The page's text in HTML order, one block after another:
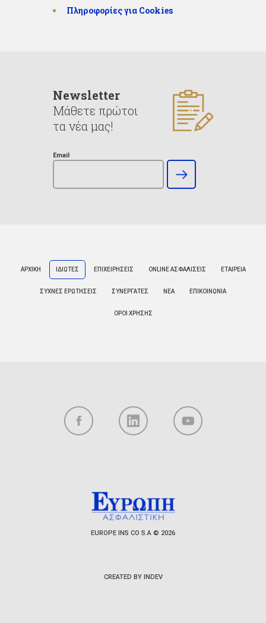
Πληροφορίες για Cookies
Newsletter
Μάθετε πρώτοι
τα νέα μας!
Email
ΑΡΧΙΚΗ ΙΔΙΩΤΕΣ ΕΠΙΧΕΙΡΗΣΕΙΣ ONLINE ΑΣΦΑΛΙΣΕΙΣ ΕΤΑΙΡΕΙΑ
ΣΥΧΝΕΣ ΕΡΩΤΗΣΕΙΣ ΣΥΝΕΡΓΑΤΕΣ ΝΕΑ ΕΠΙΚΟΙΝΩΝΙΑ
ΟΡΟΙ ΧΡΗΣΗΣ
EUROPE INS CO S.A © 2026
CREATED BY INDEV